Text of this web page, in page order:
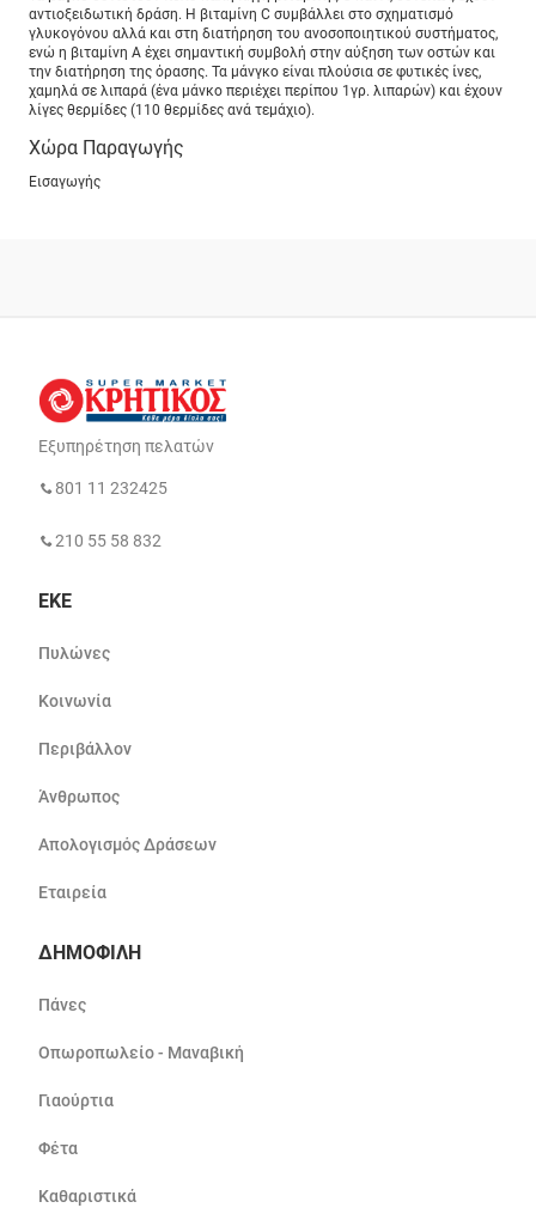
αντιοξειδωτική δράση. Η βιταμίνη C συμβάλλει στο σχηματισμό
γλυκογόνου αλλά και στη διατήρηση του ανοσοποιητικού συστήματος,
ενώ η βιταμίνη Α έχει σημαντική συμβολή στην αύξηση των οστών και
την διατήρηση της όρασης. Τα μάνγκο είναι πλούσια σε φυτικές ίνες,
χαμηλά σε λιπαρά (ένα μάνκο περιέχει περίπου 1γρ. λιπαρών) και έχουν
λίγες θερμίδες (110 θερμίδες ανά τεμάχιο).
Χώρα Παραγωγής
Εισαγωγής
Εξυπηρέτηση πελατών
801 11 232425
210 55 58 832
ΕΚΕ
Πυλώνες
Κοινωνία
Περιβάλλον
Άνθρωπος
Απολογισμός Δράσεων
Εταιρεία
ΔΗΜΟΦΙΛΗ
Πάνες
Οπωροπωλείο - Μαναβική
Γιαούρτια
Φέτα
Καθαριστικά